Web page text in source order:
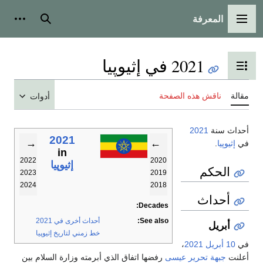
القائمة الرئيسية
المعرفة بحث
تبديل عرض جدول المحتويات
2021 في إثيوپيا
مقالة ناقش هذه الصفحة أدوات
←
2020
2019
2018
2021
in
إثيوپيا
→
2022
2023
2024
Decades:
See also:
أحداث أخرى في 2021
خط زمني لتاريخ إثيوپيا
أحداث سنة 2021
في إثيوپيا
الحكم
أحداث
أبريل
في 10 أبريل 2021،
أعلنت جبهة تحرير عيسى رفضها اتفاق الذي أبرمته وزارة السلام بين